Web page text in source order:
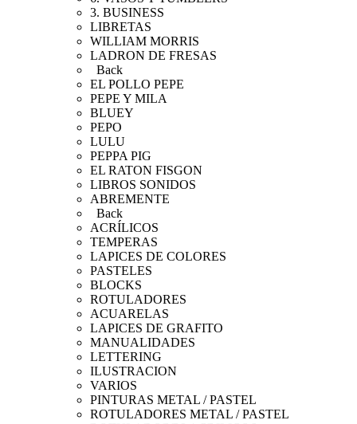
3. BUSINESS
LIBRETAS
WILLIAM MORRIS
LADRON DE FRESAS
Back
EL POLLO PEPE
PEPE Y MILA
BLUEY
PEPO
LULU
PEPPA PIG
EL RATON FISGON
LIBROS SONIDOS
ABREMENTE
Back
ACRÍLICOS
TEMPERAS
LAPICES DE COLORES
PASTELES
BLOCKS
ROTULADORES
ACUARELAS
LAPICES DE GRAFITO
MANUALIDADES
LETTERING
ILUSTRACION
VARIOS
PINTURAS METAL / PASTEL
ROTULADORES METAL / PASTEL